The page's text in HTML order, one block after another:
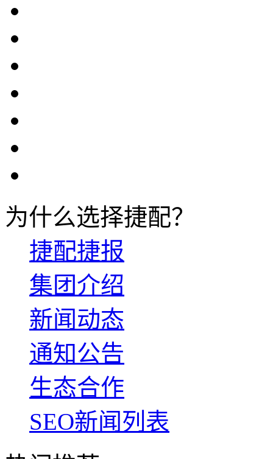
为什么选择捷配？
捷配捷报
集团介绍
新闻动态
通知公告
生态合作
SEO新闻列表